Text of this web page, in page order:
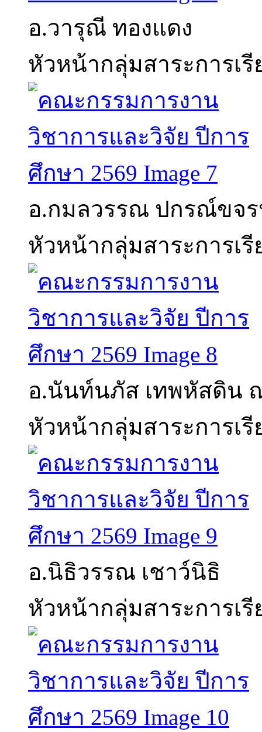
อ.วารุณี ทองแดง
หัวหน้ากลุ่มสาระการเ
อ.กมลวรรณ ปกรณ์ขจ
หัวหน้ากลุ่มสาระการเ
อ.นันท์นภัส เทพหัสดิน
หัวหน้ากลุ่มสาระการเ
อ.นิธิวรรณ เชาว์นิธิ
หัวหน้ากลุ่มสาระการเ